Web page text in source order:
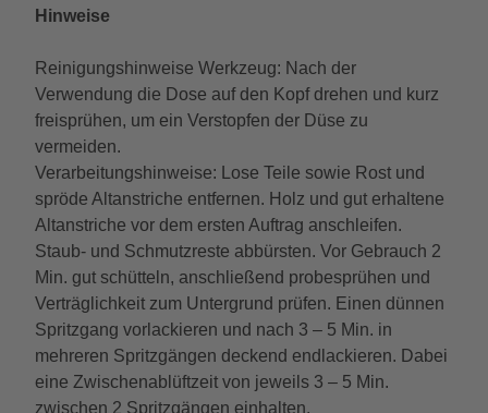
Hinweise
Reinigungshinweise Werkzeug: Nach der
Verwendung die Dose auf den Kopf drehen und kurz
freisprühen, um ein Verstopfen der Düse zu
vermeiden.
Verarbeitungshinweise: Lose Teile sowie Rost und
spröde Altanstriche entfernen. Holz und gut erhaltene
Altanstriche vor dem ersten Auftrag anschleifen.
Staub- und Schmutzreste abbürsten. Vor Gebrauch 2
Min. gut schütteln, anschließend probesprühen und
Verträglichkeit zum Untergrund prüfen. Einen dünnen
Spritzgang vorlackieren und nach 3 – 5 Min. in
mehreren Spritzgängen deckend endlackieren. Dabei
eine Zwischenablüftzeit von jeweils 3 – 5 Min.
zwischen 2 Spritzgängen einhalten.